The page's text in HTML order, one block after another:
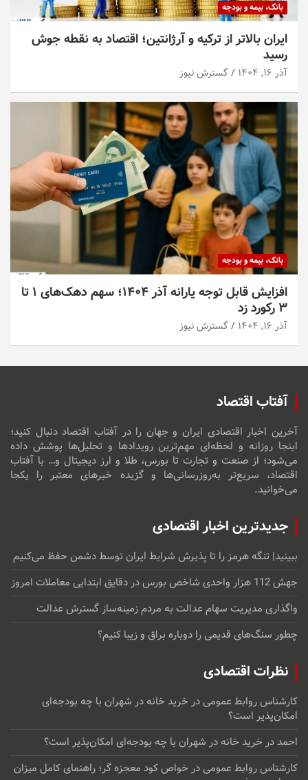
بانک، بیمه و بودجه
ایران بالاتر از ترکیه و آرژانتین؛ اقتصاد به نقطه جوش
رسید
آذر ۱۶, ۱۴۰۴ گسترش نیوز
بانک، بیمه و بودجه
افزایش قابل توجه یارانه آذر ۱۴۰۴؛ سهم دهک‌های ۱ تا
۳ رکورد زد
آذر ۱۶, ۱۴۰۴ گسترش نیوز
آفتاب اقتصاد
آخرین اخبار اقتصادی ایران و جهان را در آفتاب اقتصاد دنبال کنید؛
اینجا روزانه و لحظه‌ای مهم‌ترین رویدادها و تحلیل‌ها پوشش داده
می‌شود؛ از صنعت و تجارت تا بورس، طلا و ارز دیجیتال و… با آفتاب
اقتصاد، سریع‌تر به‌روزرسانی‌ها و گزیده خبرهای معتبر را یکجا
می‌خوانید.
جدیدترین اخبار اقتصادی
ببینید| تنگه هرمز را تا پذیرش شرایط ایران توسط دشمن حفظ می‌کنیم
جهش 112 هزار واحدی شاخص بورس در دقایق ابتدایی معاملات امروز
واگذاری مدیریت سهام عدالت به مردم زمینه‌ساز گسترش عدالت
چطور سنگ‌های قدیمی را دوباره براق و زیبا کنیم؟
نظرات اقتصادی
کارشناس روابط عمومیدرخرید خانه در شهران با چه بودجه‌ای
امکان‌پذیر است؟
احمددرخرید خانه در شهران با چه بودجه‌ای امکان‌پذیر است؟
کارشناس روابط عمومیدرخواص کود معجزه گر؛ راهنمای کامل میزان